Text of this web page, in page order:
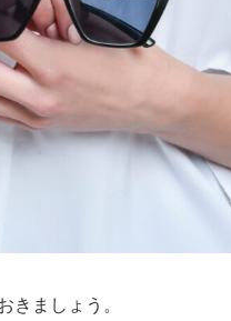
ましょう。